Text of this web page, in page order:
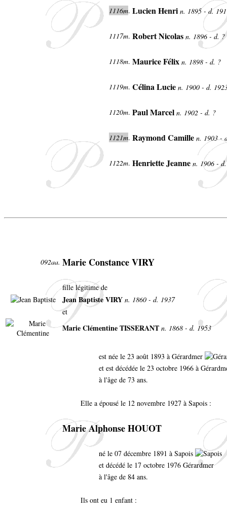
1116m. Lucien Henri n. 1895 - d.
1117m. Robert Nicolas n. 1896 - d. ?
1118m. Maurice Félix n. 1898 - d. ?
1119m. Célina Lucie n. 1900 - d.
1120m. Paul Marcel n. 1902 - d. ?
1121m. Raymond Camille n. 1903 -
1122m. Henriette Jeanne n. 1906 -
092aa. Marie Constance VIRY
fille légitime de
Jean Baptiste VIRY n. 1860 - d. 1937
et
Marie Clémentine TISSERANT n. 1868 - d. 1953
est née le 23 août 1893 à Gérardmer
et est décédée le 23 octobre 1966 à
à l'âge de 73 ans.
Elle a épousé le 12 novembre 1927 à Sapois :
Marie Alphonse HOUOT
né le 07 décembre 1891 à Sapois
et décédé le 17 octobre 1976 Gérardmer
à l'âge de 84 ans.
Ils ont eu 1 enfant :